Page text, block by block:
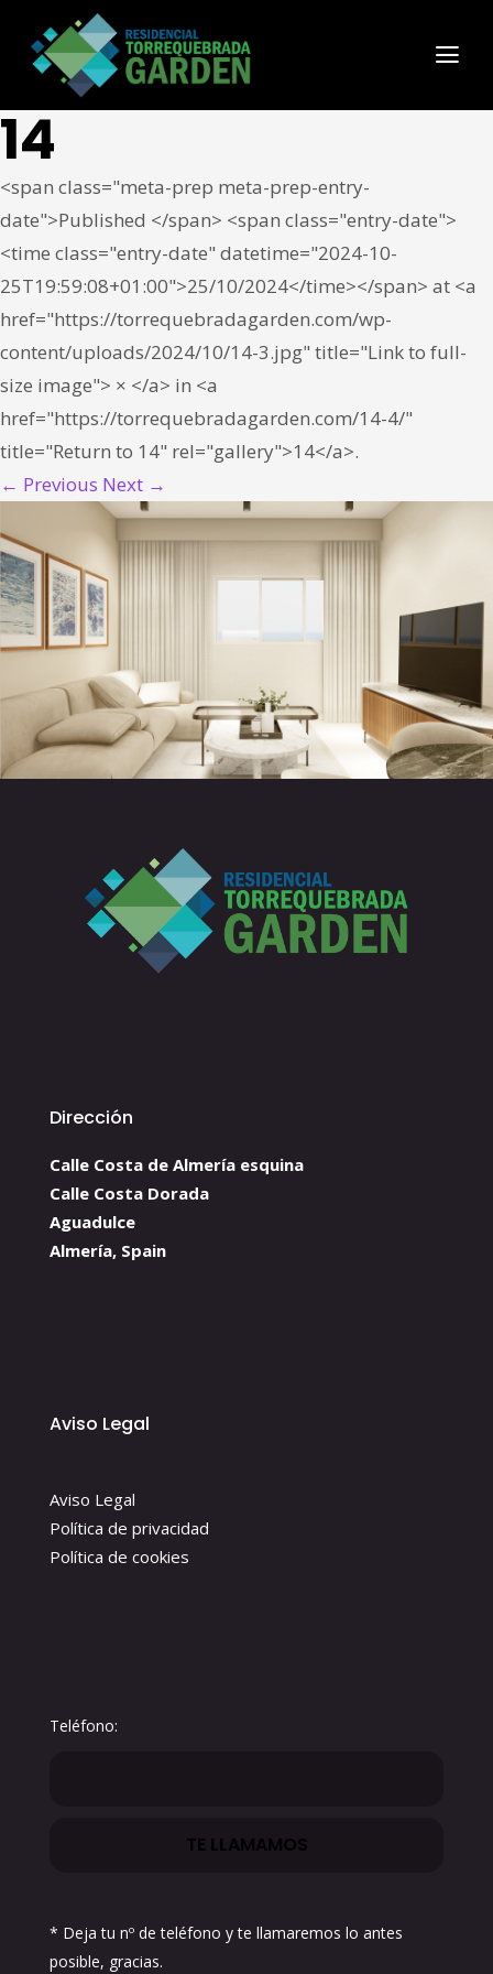
14
<span class="meta-prep meta-prep-entry-
date">Published </span> <span class="entry-date">
<time class="entry-date" datetime="2024-10-
25T19:59:08+01:00">25/10/2024</time></span> at <a
href="https://torrequebradagarden.com/wp-
content/uploads/2024/10/14-3.jpg" title="Link to full-
size image"> × </a> in <a
href="https://torrequebradagarden.com/14-4/"
title="Return to 14" rel="gallery">14</a>.
← Previous Next →
Dirección
Calle Costa de Almería esquina
Calle Costa Dorada
Aguadulce
Almería, Spain
Aviso Legal
Aviso Legal
Política de privacidad
Política de cookies
Teléfono:
* Deja tu nº de teléfono y te llamaremos lo antes
posible, gracias.